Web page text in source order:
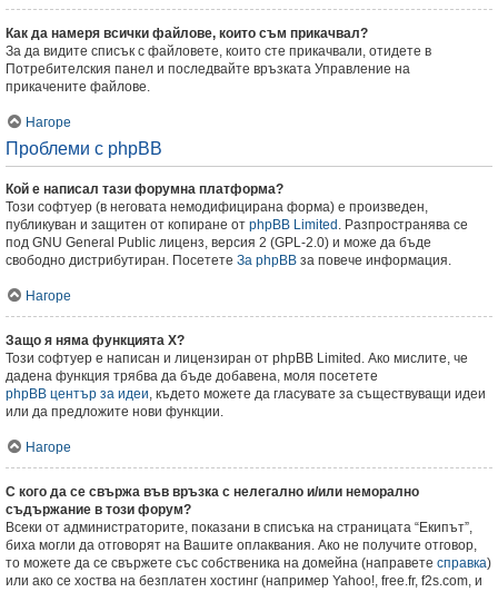
Как да намеря всички файлове, които съм прикачвал?
За да видите списък с файловете, които сте прикачвали, отидете в
Потребителския панел и последвайте връзката Управление на
прикачените файлове.
Нагоре
Проблеми с phpBB
Кой е написал тази форумна платформа?
Този софтуер (в неговата немодифицирана форма) е произведен,
публикуван и защитен от копиране от phpBB Limited . Разпространява се
под GNU General Public лиценз, версия 2 (GPL-2.0) и може да бъде
свободно дистрибутиран. Посетете За phpBB за повече информация.
Нагоре
Защо я няма функцията X?
Този софтуер е написан и лицензиран от phpBB Limited. Ако мислите, че
дадена функция трябва да бъде добавена, моля посетете
phpBB център за идеи, където можете да гласувате за съществуващи идеи
или да предложите нови функции.
Нагоре
С кого да се свържа във връзка с нелегално и/или неморално
съдържание в този форум?
Всеки от администраторите, показани в списъка на страницата “Екипът”,
биха могли да отговорят на Вашите оплаквания. Ако не получите отговор,
то можете да се свържете със собственика на домейна (направете справка)
или ако се хоства на безплатен хостинг (например Yahoo!, free.fr, f2s.com, и